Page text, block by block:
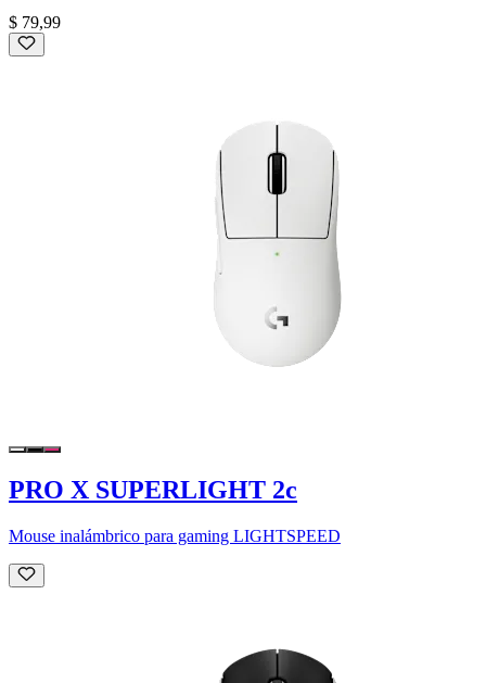
$ 79,99
PRO X SUPERLIGHT 2c
Mouse inalámbrico para gaming LIGHTSPEED